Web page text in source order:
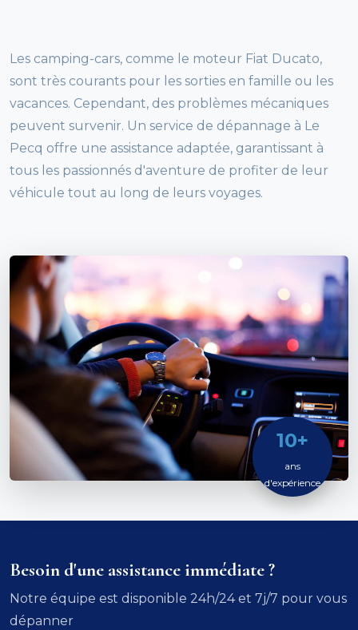
Les camping-cars, comme le moteur Fiat Ducato,
sont très courants pour les sorties en famille ou les
vacances. Cependant, des problèmes mécaniques
peuvent survenir. Un service de dépannage à Le
Pecq offre une assistance adaptée, garantissant à
tous les passionnés d'aventure de profiter de leur
véhicule tout au long de leurs voyages.
10+
ans
d'expérience
Besoin d'une assistance immédiate ?
Notre équipe est disponible 24h/24 et 7j/7 pour vous
dépanner